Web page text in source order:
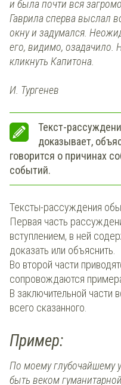
и была почти вся
Гаврила сперва выслал
окну и задумался.
его, видимо, озадачило.
кликнуть Капитона.
И. Тургенев
Текст-
доказывает,
говорится о причинах
событий.
Тексты-рассуждения
Первая часть
вступлением, в ней
доказать или объяснить.
Во второй части
сопровождаются
В заключительной части
всего сказанного.
Пример:
По моему глубочайшему
быть веком